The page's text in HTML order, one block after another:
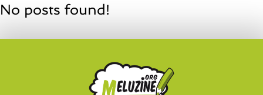
No posts found!